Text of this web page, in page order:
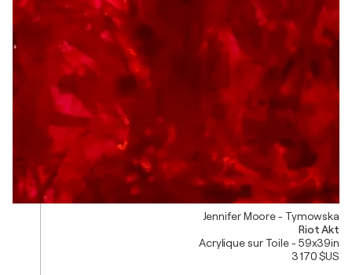
Jennifer Moore - Tymowska
Riot Akt
Acrylique sur Toile - 59x39in
3 170 $US